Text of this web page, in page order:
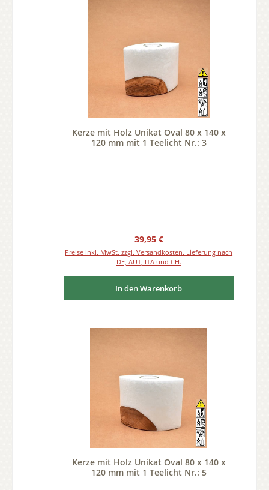
Kerze mit Holz Unikat Oval 80 x 140 x
120 mm mit 1 Teelicht Nr.: 3
Regulärer Preis:
39,95 €
Preise inkl. MwSt. zzgl. Versandkosten. Lieferung nach
DE, AUT, ITA und CH.
In den Warenkorb
Kerze mit Holz Unikat Oval 80 x 140 x
120 mm mit 1 Teelicht Nr.: 5